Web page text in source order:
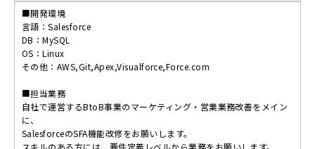
■開発環境
言語：Salesforce
DB：MySQL
OS：Linux
その他：AWS,Git,Apex,Visualforce,Force.com
■担当業務
自社で運営するBtoB事業のマーケティング・営業業務改善をメイン
に、
SalesforceのSFA機能改修をお願いします。
スキルのある方には、要件定義レベルから業務をお願いします。